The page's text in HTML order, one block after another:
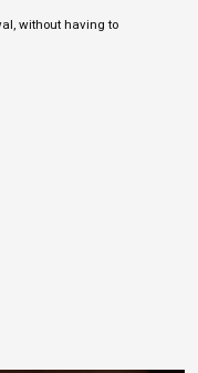
without having to